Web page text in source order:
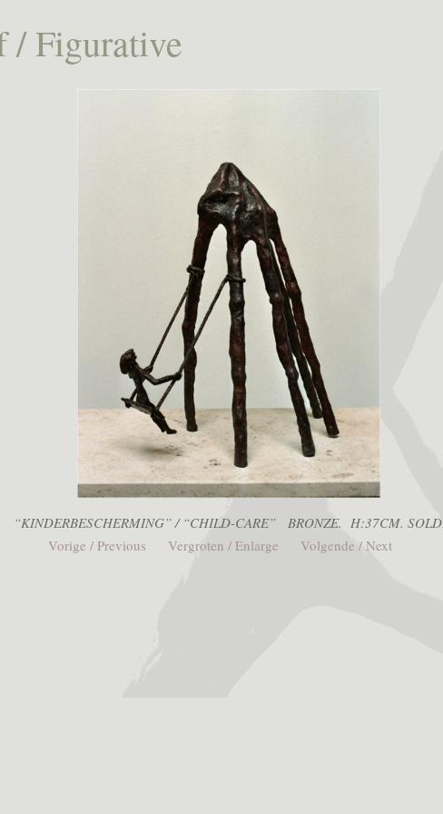
/ Figurative
“KINDERBESCHERMING” / “CHILD-CARE” BRONZE. H:37CM.
Vorige / Previous
Vergroten / Enlarge Volgende / Next